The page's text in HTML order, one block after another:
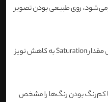
می‌شود، روی طبیعی بودن تصویر
در شرایط نور کم (مانند شب)، کاهش مقدار Saturation به کاهش نویز
کم‌رنگ بودن رنگ‌ها را مشخص